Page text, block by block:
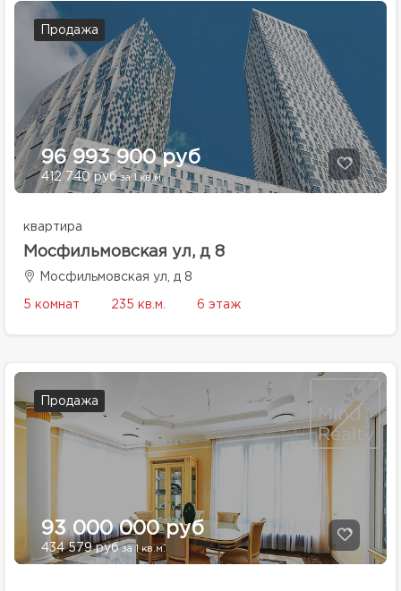
Продажа
96 993 900 руб
412 740 рубза 1 кв.м.
квартира
Мосфильмовская ул, д 8
Мосфильмовская ул, д 8
5 комнат 235 кв.м. 6 этаж
Продажа
93 000 000 руб
434 579 рубза 1 кв.м.